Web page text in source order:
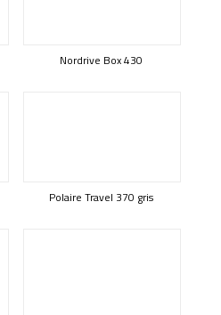
Nordrive Box 430
Polaire Travel 370 gris